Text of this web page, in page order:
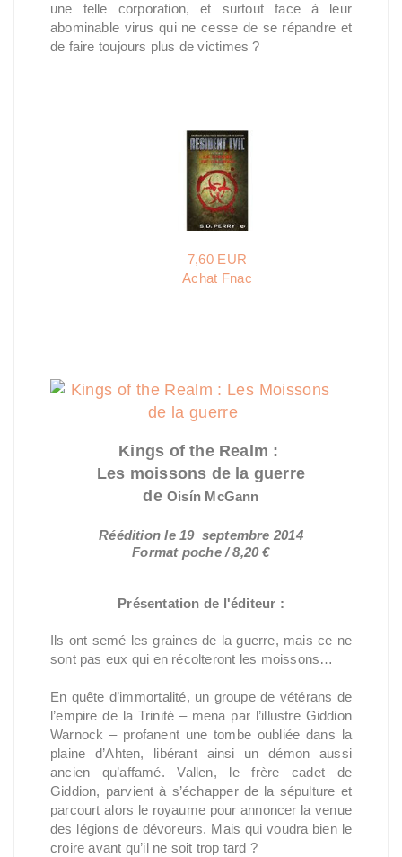
une telle corporation, et surtout face à leur
abominable virus qui ne cesse de se répandre et
de faire toujours plus de victimes ?
7,60 EUR
Achat Fnac
Kings of the Realm :
Les moissons de la guerre
deOisín McGann
Réédition le 19 septembre 2014
Format poche / 8,20 €
Présentation de l'éditeur :
Ils ont semé les graines de la guerre, mais ce ne
sont pas eux qui en récolteront les moissons…
En quête d’immortalité, un groupe de vétérans de
l’empire de la Trinité – mena par l’illustre Giddion
Warnock – profanent une tombe oubliée dans la
plaine d’Ahten, libérant ainsi un démon aussi
ancien qu’affamé. Vallen, le frère cadet de
Giddion, parvient à s’échapper de la sépulture et
parcourt alors le royaume pour annoncer la venue
des légions de dévoreurs. Mais qui voudra bien le
croire avant qu’il ne soit trop tard ?